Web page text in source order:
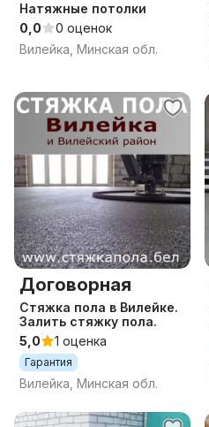
Натяжные потолки
0,0
0 оценок
Вилейка, Минская обл.
Договорная
Стяжка пола в Вилейке.
Залить стяжку пола.
5,0
1 оценка
Гарантия
Вилейка, Минская обл.